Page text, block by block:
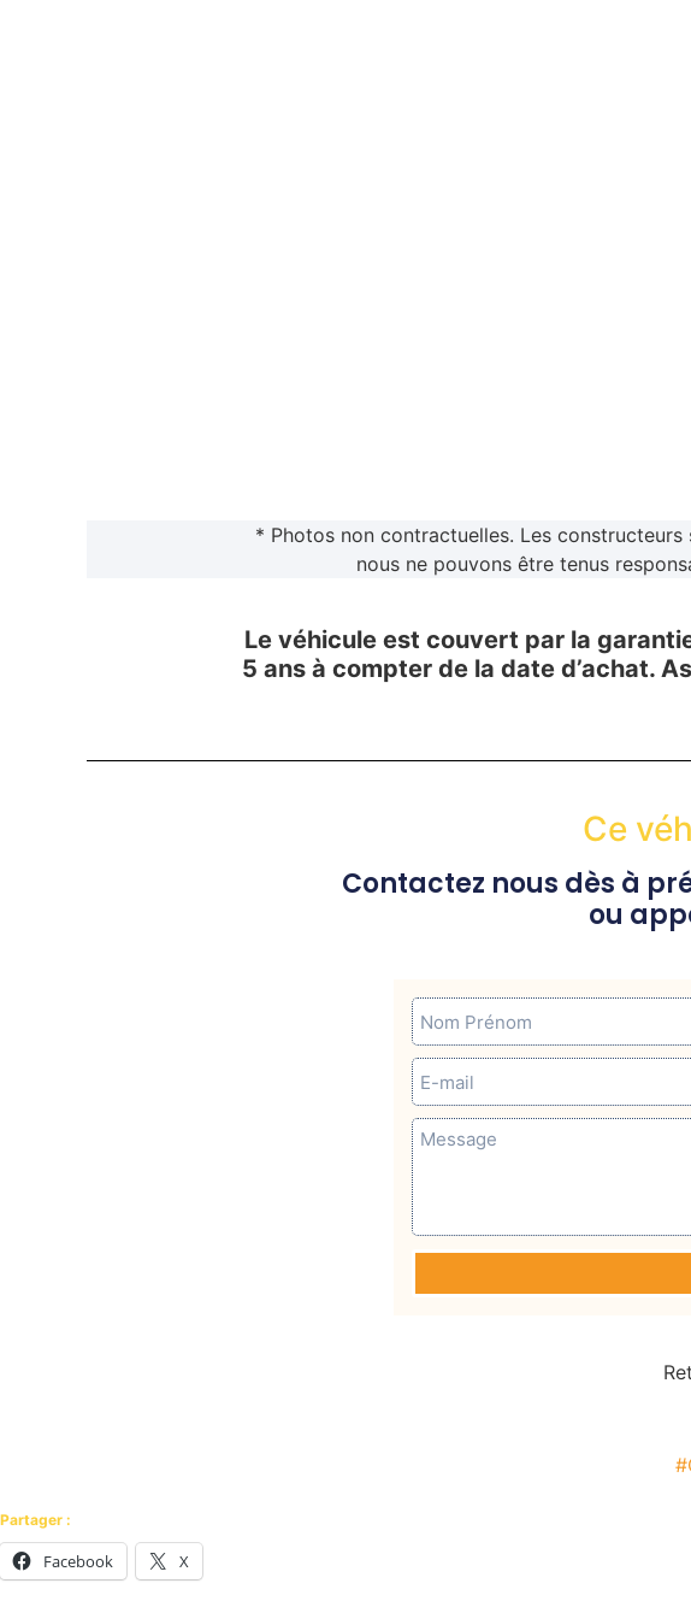
* Photos non contractuelles. Les
nous ne pouvons être tenus
Le véhicule est couvert par la
5 ans à compter de la date d’achat.
Ce
Contactez nous dès à
ou
Partager :
Facebook X